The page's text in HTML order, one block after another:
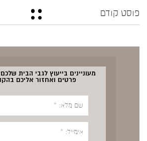
פוסט קודם
מעוניינים בייעוץ לגבי הבית
פרטים ואחזור אליכם